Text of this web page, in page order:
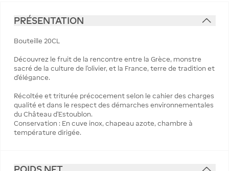
PRÉSENTATION
Bouteille 20CL
Découvrez le fruit de la rencontre entre la Grèce, monstre
sacré de la culture de l’olivier, et la France, terre de tradition et
d’élégance.
Récoltée et triturée précocement selon le cahier des charges
qualité et dans le respect des démarches environnementales
du Château d’Estoublon.
Conservation : En cuve inox, chapeau azote, chambre à
température dirigée.